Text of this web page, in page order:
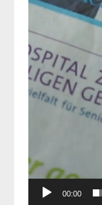
00:00